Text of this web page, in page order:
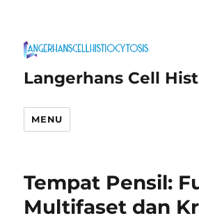
Langerhans Cell
MENU
Tempat Pensil:
Multifaset dan